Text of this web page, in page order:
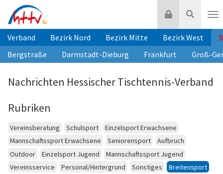
Inhalt
springen
Suche
Login
Verband Bezirk Nord Bezirk Mitte Bezirk West
Bergstraße
Darmstadt-Dieburg Frankfurt Groß-
Nachrichten Hessischer Tischtennis-Verband
Rubriken
Vereinsberatung Schulsport
Einzelsport Erwachsene
Mannschaftssport Erwachsene
Seniorensport
Aufbruch
Outdoor
Einzelsport Jugend
Mannschaftssport Jugend
Vereinsservice
Personal/Hintergrund Sonstiges
Breitensport